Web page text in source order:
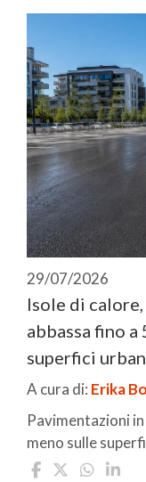
29/07/2026
Isole di
abbassa fino
superfici
A cura di: Erika
Pavimentazioni
meno sulle